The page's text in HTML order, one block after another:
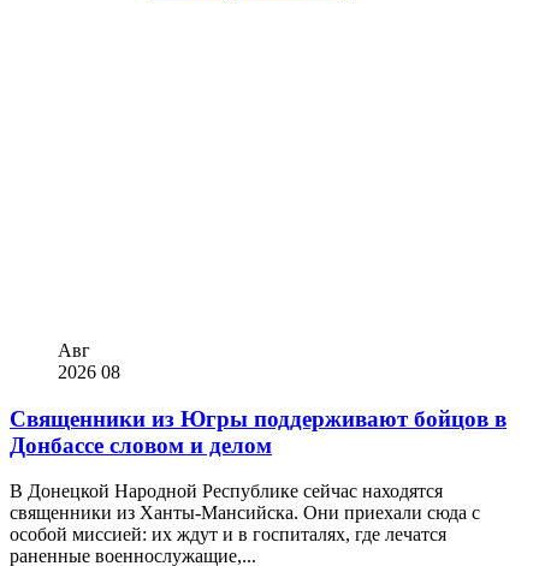
Авг
2026 08
Священники из Югры поддерживают бойцов в
Донбассе словом и делом
В Донецкой Народной Республике сейчас находятся
священники из Ханты-Мансийска. Они приехали сюда с
особой миссией: их ждут и в госпиталях, где лечатся
раненные военнослужащие,...